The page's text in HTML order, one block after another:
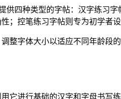
供四种类型的字帖：汉字练习
控笔练习字帖则专为初学者
整字体大小以适应不同年龄段
它进行基础的汉字和字母书写